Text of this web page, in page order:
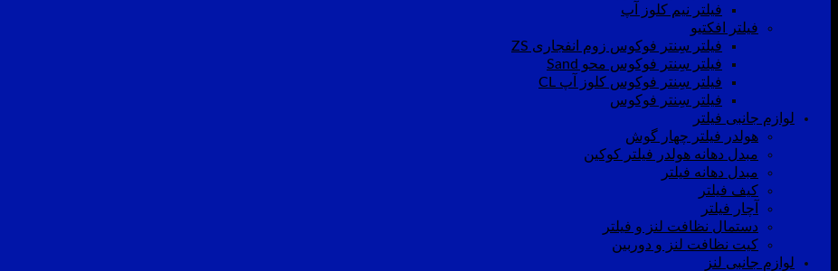
فیلتر نیم کلوز آپ
فیلتر افکتیو
فیلتر سِنتر فوکوس زوم انفجاری ZS
فیلتر سِنتر فوکوس محو Sand
فیلتر سِنتر فوکوس کلوز آپ CL
فیلتر سِنتر فوکوس
لوازم جانبی فیلتر
هولدر فیلتر چهار گوش
مبدل دهانه هولدر فیلتر کوکین
مبدل دهانه فیلتر
کیف فیلتر
آچار فیلتر
دستمال نظافت لنز و فیلتر
کیت نظافت لنز و دوربین
لوازم جانبی لنز